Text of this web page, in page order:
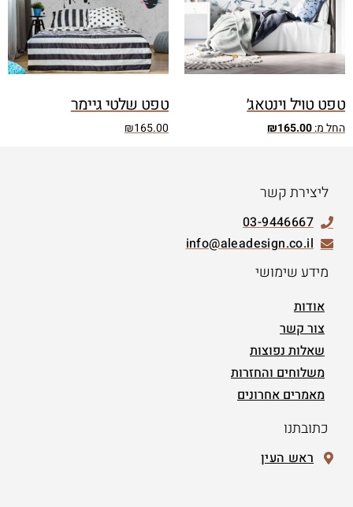
טפט טויל וינטאג׳
החל מ: ₪165.00
טפט שלטי גיימר
₪165.00
ליצירת קשר
03-9446667
info@aleadesign.co.il
מידע שימושי
אודות
צור קשר
שאלות נפוצות
משלוחים והחזרות
מאמרים אחרונים
כתובתנו
ראש העין